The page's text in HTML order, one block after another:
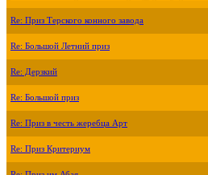
Re: Приз Терского конного завода
Re: Большой Летний приз
Re: Дерзкий
Re: Большой приз
Re: Приз в честь жеребца Арт
Re: Приз Критериум